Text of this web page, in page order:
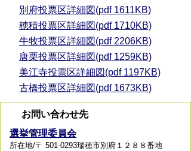
別府投票区詳細図(pdf 1611KB)
穂積投票区詳細図(pdf 1710KB)
牛牧投票区詳細図(pdf 2206KB)
唐栗投票区詳細図(pdf 1259KB)
美江寺投票区詳細図(pdf 1197KB)
古橋投票区詳細図(pdf 1673KB)
お問い合わせ先
選挙管理委員会
所在地/〒 501-0293瑞穂市別府１２８８番地